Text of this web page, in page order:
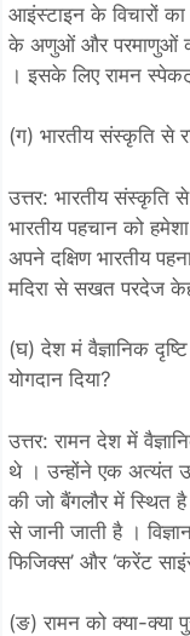
आइंस्टाइन के विचारों का
के अणुओं और परमाणुओं
। इसके लिए रामन
(ग) भारतीय संस्कृति से
उत्तर: भारतीय संस्कृति
भारतीय पहचान को
अपने दक्षिण भारतीय
मदिरा से सखत परदेज
(घ) देश मं वैज्ञानिक
योगदान दिया?
उत्तर: रामन देश में
थे । उन्होंने एक अत्यंत
की जो बैंगलौर में स्थित है
से जानी जाती है ।
फिजिक्स’ और ‘करेंट
(ङ) रामन को क्या-क्या